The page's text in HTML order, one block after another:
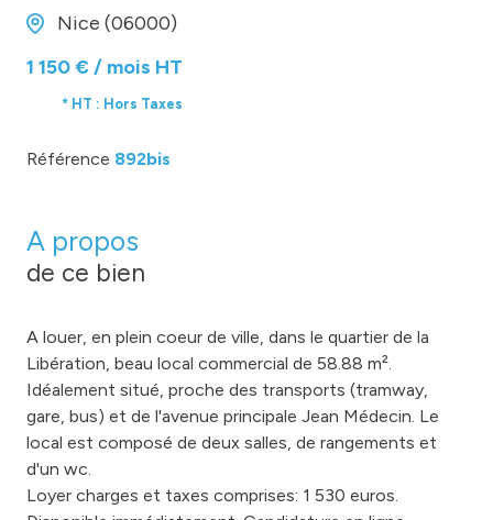
Nice (06000)
1 150 € / mois HT
* HT : Hors Taxes
Référence 892bis
A propos
de ce bien
A louer, en plein coeur de ville, dans le quartier de la
Libération, beau local commercial de 58.88 m².
Idéalement situé, proche des transports (tramway,
gare, bus) et de l'avenue principale Jean Médecin. Le
local est composé de deux salles, de rangements et
d'un wc.
Loyer charges et taxes comprises: 1 530 euros.